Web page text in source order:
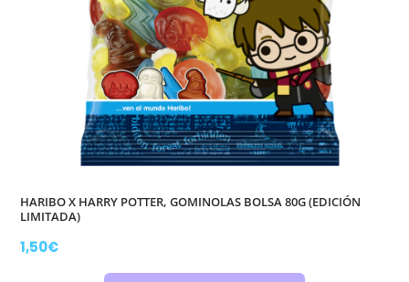
HARIBO X HARRY POTTER, GOMINOLAS BOLSA 80G (EDICIÓN
LIMITADA)
1,50€